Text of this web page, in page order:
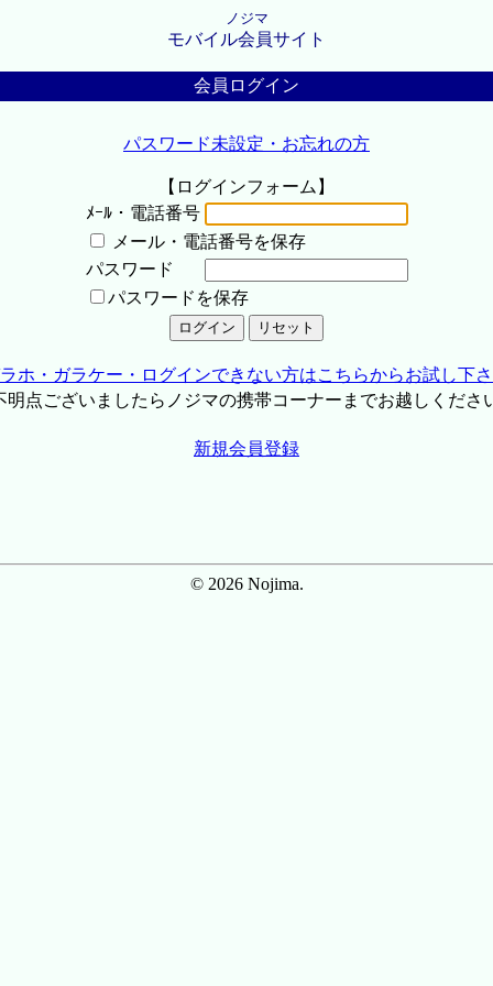
ノジマ
モバイル会員サイト
会員ログイン
パスワード未設定・お忘れの方
【ログインフォーム】
ﾒｰﾙ・電話番号
メール・電話番号を保存
パスワード
パスワードを保存
ホ・ガラケー・ログインできない方はこちらからお試し下
点ございましたらノジマの携帯コーナーまでお越しくださ
新規会員登録
© 2026 Nojima.